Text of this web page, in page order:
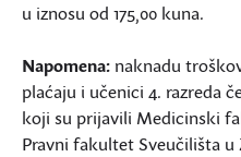
u iznosu od 175,00 kuna.
Napomena: naknadu
plaćaju i učenici 4. razreda
koji su prijavili Medicinski
Pravni fakultet Sveučilišta u